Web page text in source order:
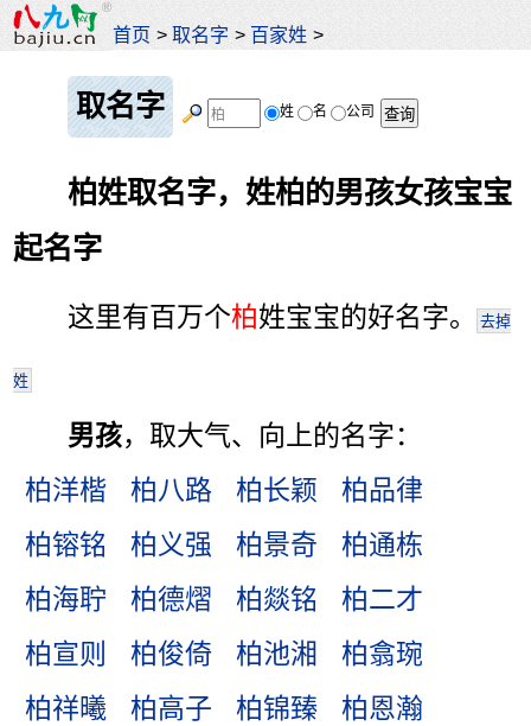
首页 >取名字 > 百家姓 >
取名字 姓 名 公司
柏姓取名字，姓柏的男孩女孩宝宝
起名字
这里有百万个柏姓宝宝的好名字。 去掉
姓
男孩，取大气、向上的名字：
柏洋楷
柏八路 柏长颖
柏品律
柏镕铭
柏义强 柏景奇
柏通栋
柏海聍
柏德熠 柏燚铭
柏二才
柏宣则
柏俊倚 柏池湘
柏翕琬
柏祥曦
柏高子 柏锦臻
柏恩瀚